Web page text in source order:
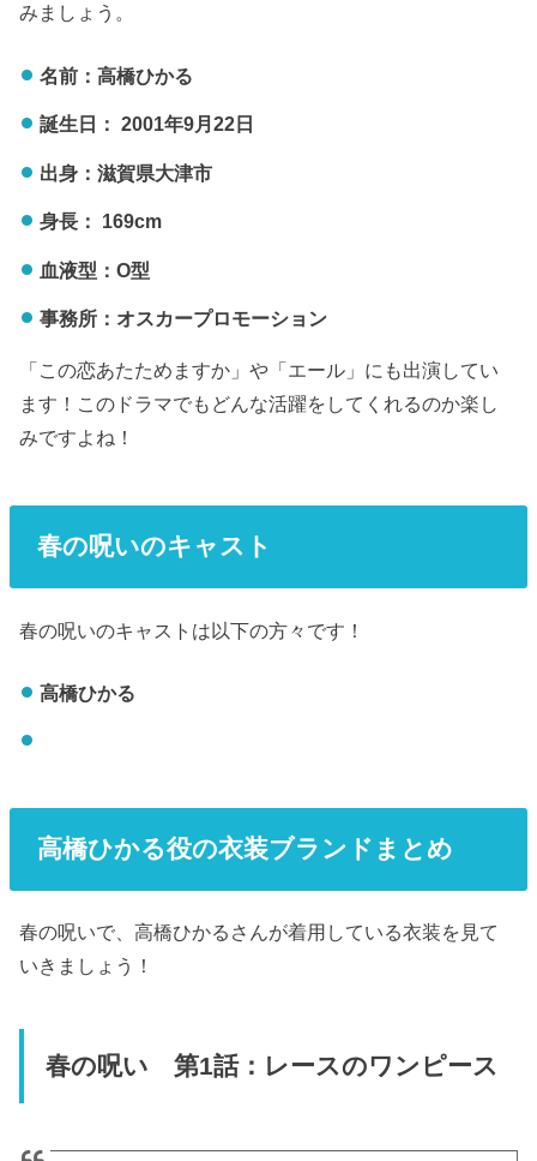
みましょう。
名前：高橋ひかる
誕生日： 2001年9月22日
出身：滋賀県大津市
身長： 169cm
血液型：O型
事務所：オスカープロモーション
「この恋あたためますか」や「エール」にも出演してい
ます！このドラマでもどんな活躍をしてくれるのか楽し
みですよね！
春の呪いのキャスト
春の呪いのキャストは以下の方々です！
高橋ひかる
高橋ひかる役の衣装ブランドまとめ
春の呪いで、高橋ひかるさんが着用している衣装を見て
いきましょう！
春の呪い 第1話：レースのワンピース